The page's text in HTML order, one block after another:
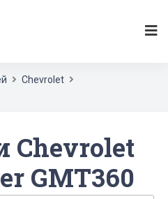
Chevrolet
Chevrolet
GMT360